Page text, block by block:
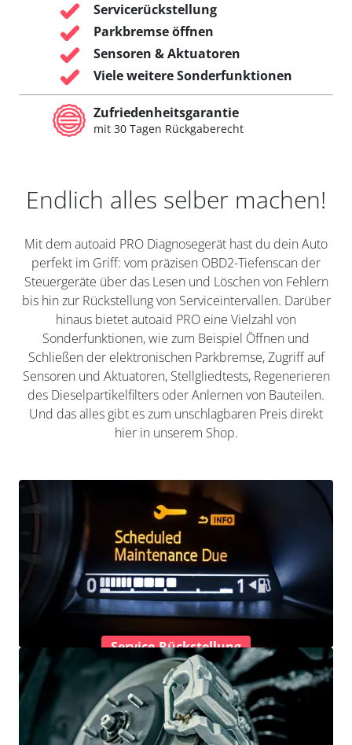
Servicerückstellung
Parkbremse öffnen
Sensoren & Aktuatoren
Viele weitere Sonderfunktionen
Zufriedenheitsgarantie
mit 30 Tagen Rückgaberecht
Endlich alles selber machen!
Mit dem autoaid PRO Diagnosegerät hast du dein Auto
perfekt im Griff: vom präzisen OBD2-Tiefenscan der
Steuergeräte über das Lesen und Löschen von Fehlern
bis hin zur Rückstellung von Serviceintervallen. Darüber
hinaus bietet autoaid PRO eine Vielzahl von
Sonderfunktionen, wie zum Beispiel Öffnen und
Schließen der elektronischen Parkbremse, Zugriff auf
Sensoren und Aktuatoren, Stellgliedtests, Regenerieren
des Dieselpartikelfilters oder Anlernen von Bauteilen.
Und das alles gibt es zum unschlagbaren Preis direkt
hier in unserem Shop.
Service-Rückstellung